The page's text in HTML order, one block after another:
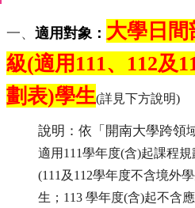
一、 適用對象： 大學日間
級(適用 111、 112及
劃表)學生(詳見下方說明)
說明： 依「開南大學跨領
適用 111學年度(含)起課程
(111 及 112學年度不含境外
生； 113 學年度(含)起不含